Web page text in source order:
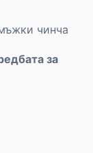
чинча
за